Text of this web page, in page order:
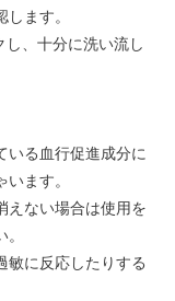
ます。
、十分に洗い流し
いる血行促進成分に
ます。
えない場合は使用を
敏に反応したりする